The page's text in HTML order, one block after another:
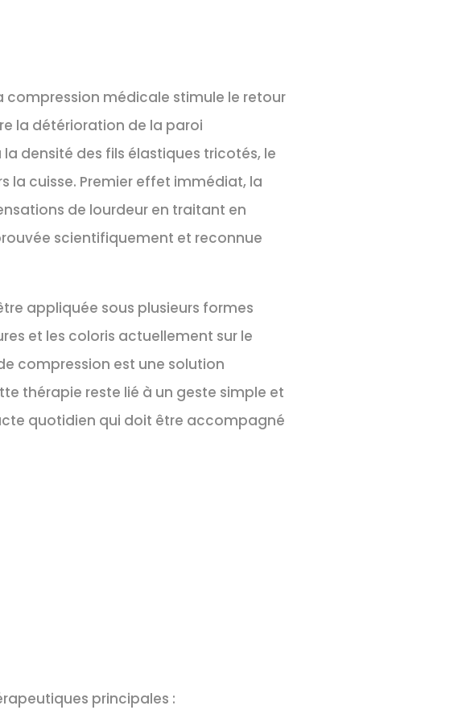
compression médicale stimule le retour
la détérioration de la paroi
densité des fils élastiques tricotés, le
la cuisse. Premier effet immédiat, la
de lourdeur en traitant en
scientifiquement et reconnue
appliquée sous plusieurs formes
et les coloris actuellement sur le
compression est une solution
thérapie reste lié à un geste simple et
quotidien qui doit être accompagné
principales :